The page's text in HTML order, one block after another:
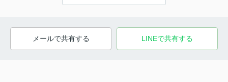
メールで共有する LINEで共有する